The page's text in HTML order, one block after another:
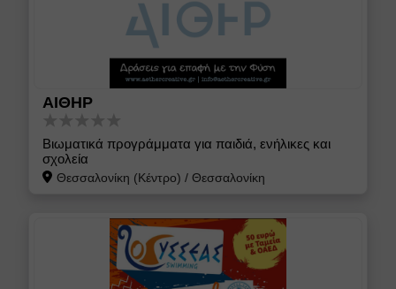
ΑΙΘΗΡ
Βιωματικά προγράμματα για παιδιά, ενήλικες και
σχολεία
Θεσσαλονίκη (Κέντρο) / Θεσσαλονίκη